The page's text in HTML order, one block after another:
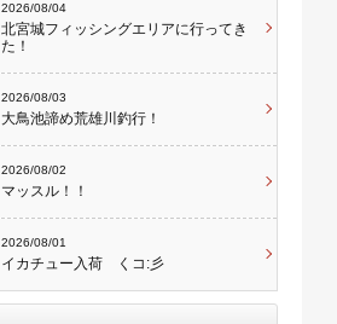
2026/08/04
北宮城フィッシングエリアに行ってき
た！
2026/08/03
大鳥池諦め荒雄川釣行！
2026/08/02
マッスル！！
2026/08/01
イカチュー入荷 くコ:彡